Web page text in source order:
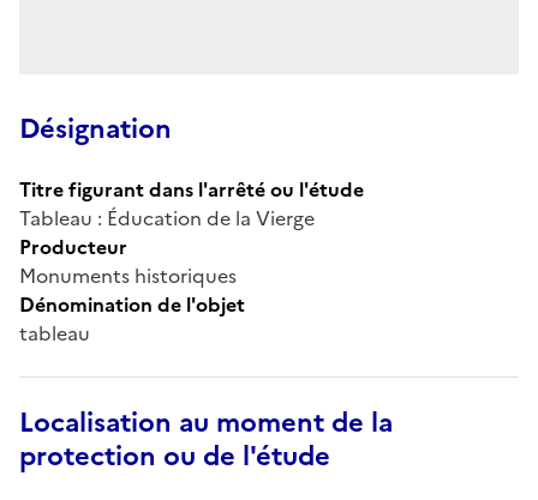
Désignation
Titre figurant dans l'arrêté ou l'étude
Tableau : Éducation de la Vierge
Producteur
Monuments historiques
Dénomination de l'objet
tableau
Localisation au moment de la
protection ou de l'étude